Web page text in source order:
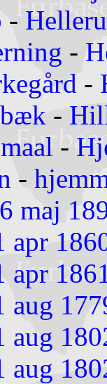
-
-
-
-
-
-
maj
apr
apr
aug
aug
aug